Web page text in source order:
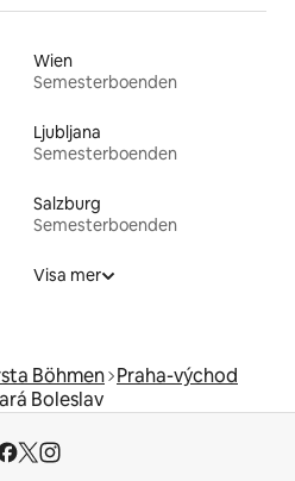
Wien
Semesterboenden
Ljubljana
Semesterboenden
Salzburg
Semesterboenden
Visa mer
Böhmen Praha-východ
Boleslav